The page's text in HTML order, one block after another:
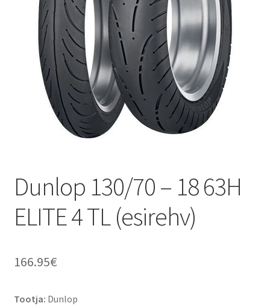
Kontakt
Dunlop 130/70 – 18 63H
ELITE 4 TL (esirehv)
166.95€
Tootja: Dunlop